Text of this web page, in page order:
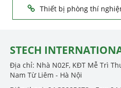
Thiết bị phòng thí
STECH
Địa chỉ: Nhà N02F, KĐT Mễ Trì
Nam Từ Liêm - Hà Nội